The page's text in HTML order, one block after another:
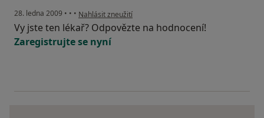
28. ledna 2009 • • • podle názoru uživatele bývalí pacient
Nahlásit zneužití
Vy jste ten lékař? Odpovězte na hodnocení!
Zaregistrujte se nyní